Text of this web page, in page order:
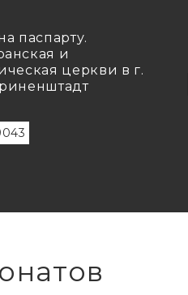
паспарту.
и
церкви в г.